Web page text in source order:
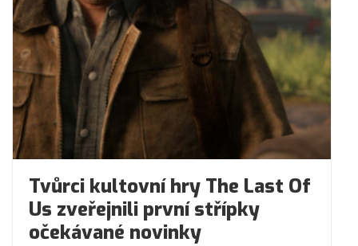
Tvůrci kultovní hry The Last Of
Us zveřejnili první střípky
očekávané novinky